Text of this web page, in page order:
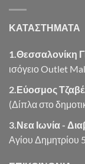
ΚΑΤΑΣΤΗΜΑΤΑ
1.Θεσσαλονίκη
ισόγειο Outlet
2.Εύοσμος
(Δίπλα στο
3.Νεα Ιωνία -
Αγίου Δημητρίου